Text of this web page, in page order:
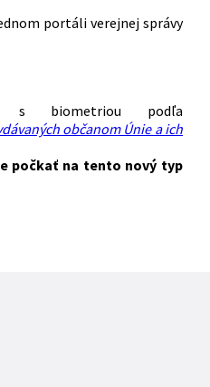
portáli verejnej správy
s biometriou podľa
občanom Únie a ich
počkať na tento nový typ